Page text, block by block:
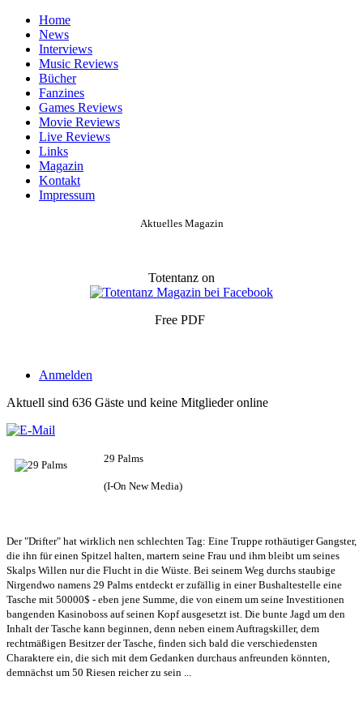
Home
News
Interviews
Music Reviews
Bücher
Fanzines
Games Reviews
Movie Reviews
Live Reviews
Links
Magazin
Kontakt
Impressum
Aktuelles Magazin
Totentanz on
Free PDF
Anmelden
Aktuell sind 636 Gäste und keine Mitglieder online
29 Palms
(I-On New Media)
Der "Drifter" hat wirklich nen schlechten Tag: Eine Truppe rothäutiger Gangster,
die ihn für einen Spitzel halten, martern seine Frau und ihm bleibt um seines
Skalps Willen nur die Flucht in die Wüste. Bei seinem Weg durchs staubige
Nirgendwo namens 29 Palms entdeckt er zufällig in einer Bushaltestelle eine
Tasche mit 50000$ - eben jene Summe, die von einem um seine Investitionen
bangenden Kasinoboss auf seinen Kopf ausgesetzt ist. Die bunte Jagd um den
Inhalt der Tasche kann beginnen, denn neben einem Auftragskiller, dem
rechtmäßigen Besitzer der Tasche, finden sich bald die verschiedensten
Charaktere ein, die sich mit dem Gedanken durchaus anfreunden könnten,
demnächst um 50 Riesen reicher zu sein ...